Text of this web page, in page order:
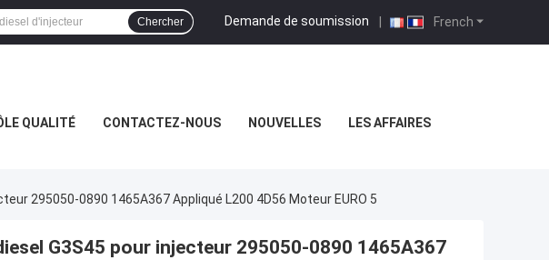
French
Demande de soumission |
Chercher
QUALITÉ CONTACTEZ-NOUS NOUVELLES LES AFFAIRES
295050-0890 1465A367 Appliqué L200 4D56 Moteur EURO 5
G3S45 pour injecteur 295050-0890 1465A367